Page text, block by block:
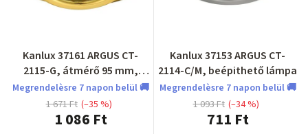
Kanlux 37161 ARGUS CT-
2115-G, átmérő 95 mm,
Beépithető lámpa
Megrendelèsre 7 napon belül 🚚
1 086 Ft
1 671 Ft (–35 %)
Kanlux 37153 ARGUS CT-
2114-C/M, beépithető lámpa
Megrendelèsre 7 napon belül 🚚
711 Ft
1 093 Ft (–34 %)